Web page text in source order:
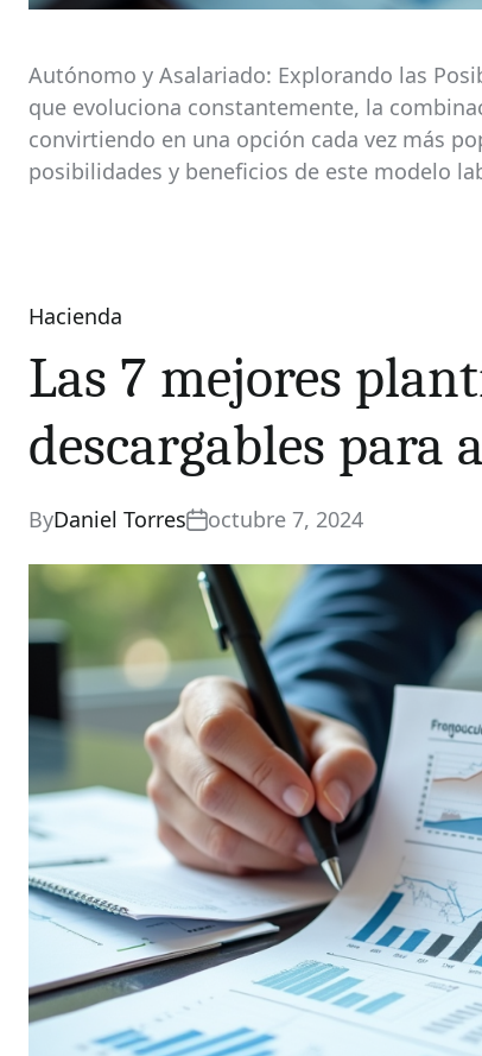
Autónomo y Asalariado: Explorando las
que evoluciona constantemente, la
convirtiendo en una opción cada vez más
posibilidades y beneficios de este modelo
Categories
Hacienda
Las 7 mejores
descargables para
ByDaniel Torres octubre 7, 2024